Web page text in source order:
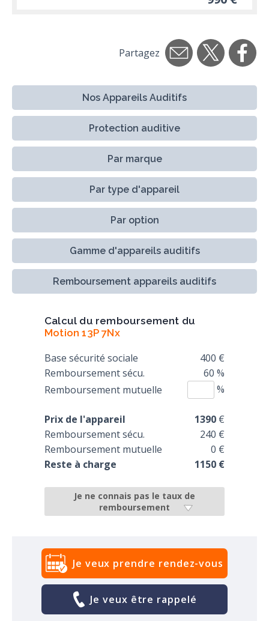
Partagez
Nos Appareils Auditifs
Protection auditive
Par marque
Par type d'appareil
Par option
Gamme d'appareils auditifs
Remboursement appareils auditifs
Calcul du remboursement du
Motion 13P 7Nx
Base sécurité sociale
400 €
Remboursement sécu.
60 %
Remboursement mutuelle
%
Prix de l'appareil 1390 €
Remboursement sécu.
240 €
Remboursement mutuelle
0 €
Reste à charge
1150 €
Je ne connais pas le taux de
remboursement
Je veux prendre rendez-vous
Je veux être rappelé